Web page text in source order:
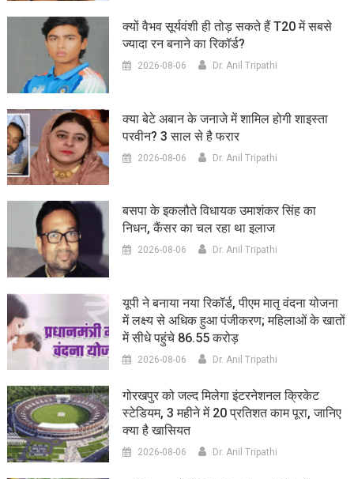
क्यों वैभव सूर्यवंशी ही तोड़ सकते हैं T20 में सबसे
ज्यादा रन बनाने का रिकॉर्ड?
2026-08-06 Dr. Anil Tripathi
क्या बेटे अबान के जनाजे में शामिल होगी शाइस्ता
परवीन? 3 साल से है फरार
2026-08-06 Dr. Anil Tripathi
बसपा के इकलौते विधायक उमाशंकर सिंह का
निधन, कैंसर का चल रहा था इलाज
2026-08-06 Dr. Anil Tripathi
यूपी ने बनाया नया रिकॉर्ड, पीएम मातृ वंदना योजना
में लक्ष्य से अधिक हुआ पंजीकरण; महिलाओं के खातों
में सीधे पहुंचे 86.55 करोड़
2026-08-06 Dr. Anil Tripathi
गोरखपुर को जल्द मिलेगा इंटरनेशनल क्रिकेट
स्टेडियम, 3 महीने में 20 प्रतिशत काम पूरा, जानिए
क्या है खासियत
2026-08-06 Dr. Anil Tripathi